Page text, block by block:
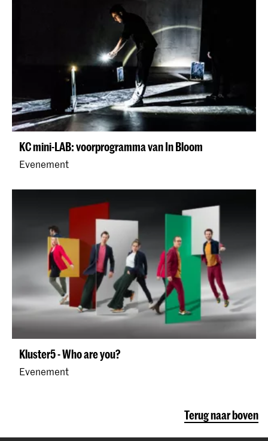
KC mini-LAB: voorprogramma van In Bloom
Evenement
Kluster5 - Who are you?
Evenement
Terug naar boven